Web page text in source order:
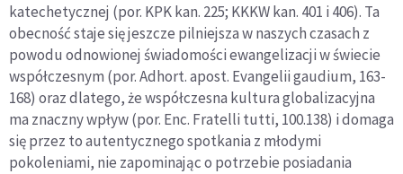
katechetycznej (por. KPK kan. 225; KKKW kan. 401 i 406). Ta
obecność staje się jeszcze pilniejsza w naszych czasach z
powodu odnowionej świadomości ewangelizacji w świecie
współczesnym (por. Adhort. apost. Evangelii gaudium, 163-
168) oraz dlatego, że współczesna kultura globalizacyjna
ma znaczny wpływ (por. Enc. Fratelli tutti, 100.138) i domaga
się przez to autentycznego spotkania z młodymi
pokoleniami, nie zapominając o potrzebie posiadania